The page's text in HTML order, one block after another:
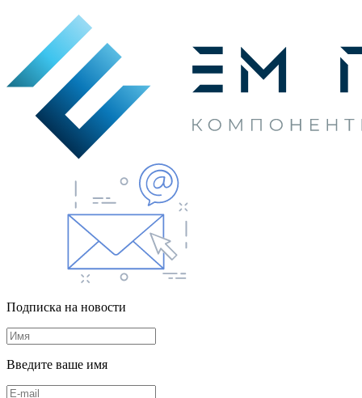
Подписка на новости
Введите ваше имя